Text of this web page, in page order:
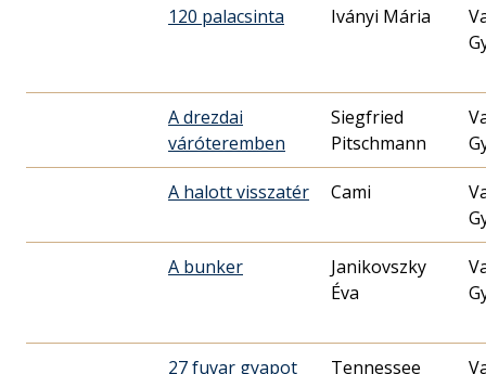
120 palacsinta Iványi Mária
A drezdai
váróteremben
Siegfried
Pitschmann
A halott visszatér Cami
A bunker
Janikovszky
Éva
27 fuvar gyapot Tennessee